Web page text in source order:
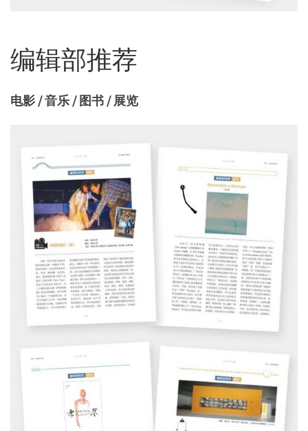
编辑部推荐
电影 / 音乐 / 图书 / 展览